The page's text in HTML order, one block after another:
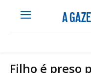
Filho é preso